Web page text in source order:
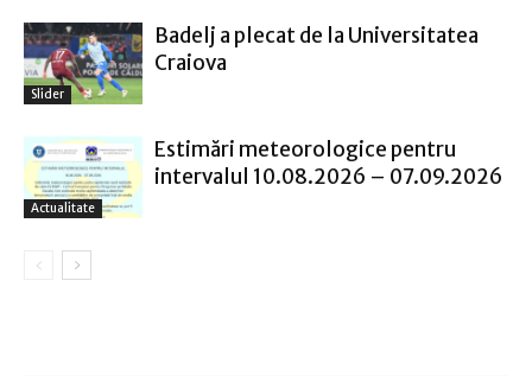
Slider
Badelj a plecat de la Universitatea
Craiova
Actualitate
Estimări meteorologice pentru
intervalul 10.08.2026 – 07.09.2026